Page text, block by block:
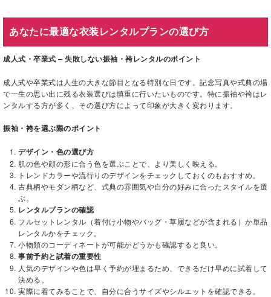
あなたに最適な衣装レンタルプランの選び方
成人式・卒業式 – 失敗しない振袖・袴レンタルのポイント
成人式や卒業式は人生の大きな節目となる特別な日です。記念写真や式典の場
で一生の思い出に残る衣装選びは慎重に行いたいものです。特に振袖や袴はレ
ンタルする方が多く、その選び方によって印象が大きく変わります。
振袖・袴を選ぶ際のポイント
デザイン・色の選び方
肌の色や顔の形に合う色を選ぶことで、より美しく映える。
トレンドカラーや流行りのデザインをチェックしておくのもおすすめ。
古典柄やモダン柄など、式典の雰囲気や自分の好みに合ったスタイルを選
ぶ。
レンタルプランの確認
フルセットレンタル（着付け小物やバッグ・草履などが含まれる）か単品
レンタルかをチェック。
小物類のコーディネートが可能かどうかも確認すると良い。
事前予約と試着の重要性
人気のデザインや色は早く予約が埋まるため、できるだけ早めに試着して
決める。
実際に着てみることで、自分に合うサイズやシルエットを確認できる。